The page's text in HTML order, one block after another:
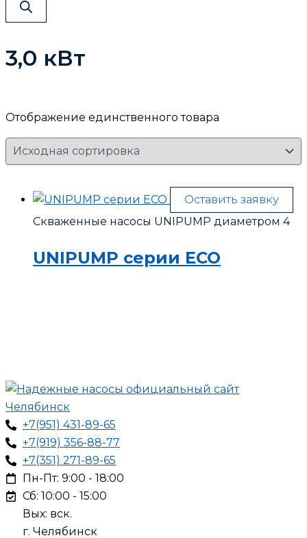
3,0 кВт
Отображение единственного товара
Оставить заявку
Скваженные насосы UNIPUMP диаметром 4
UNIPUMP серии ЕСО
+7(951) 431-89-65
+7(919) 356-88-77
+7(351) 271-89-65
Пн-Пт: 9:00 - 18:00
Сб: 10:00 - 15:00
Вых: вск.
г. Челябинск